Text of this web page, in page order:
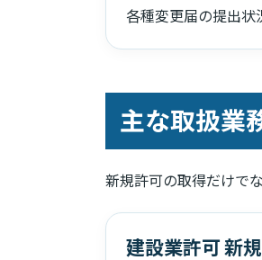
各種変更届の提出状
主な取扱業
新規許可の取得だけで
建設業許可 新